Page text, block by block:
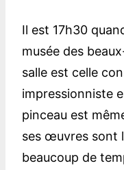
Il est 17h30
musée des
salle est celle
impressionniste
pinceau est
ses œuvres sont
beaucoup de